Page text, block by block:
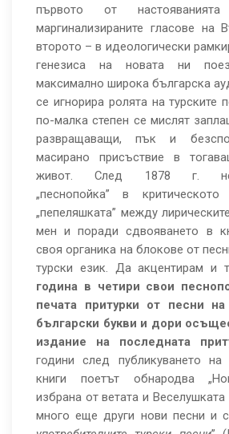
първото от
маргинализираните гласове на
второто – в идеологически
генезиса на новата ни
максимално широка българска
се игнорира ролята на турските
по-малка степен се мислят
развращаващи, пък и
масирано присъствие в
живот. След 1878 г.
„песнопойка” в
„пепеляшката” между
мен и поради сдвояването в
своя органика на блокове от
турски език. Да акцентирам и
година в четири свои
печата притурки от песни на
български букви и дори
издание на последната
години след публикуването
книги поетът обнародва
избрана от ветата и
много еще други нови песни и